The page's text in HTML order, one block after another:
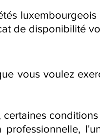
de disponibilité
vous voulez